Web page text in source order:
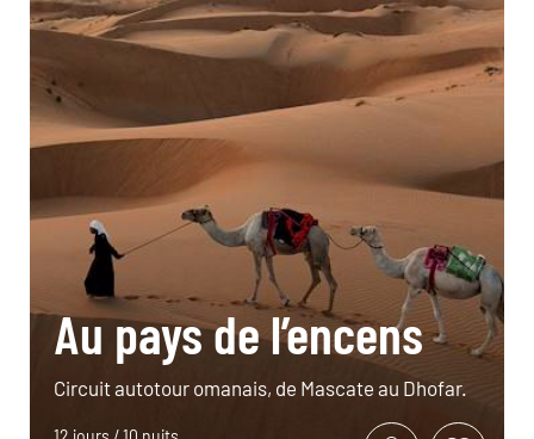
Au pays de l’encens
Circuit autotour omanais, de Mascate au Dhofar.